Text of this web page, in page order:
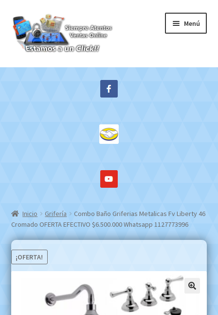
Ir
a
la
navegación
Ir
al
contenido
Menú
Inicio
Inicio Grifería
Combo Baño Griferias Metalicas Fv Liberty 46
Cromado OFERTA EFECTIVO $6.500.000 Whatsapp 1127773996
¡OFERTA!